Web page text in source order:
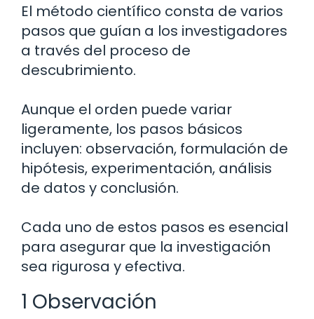
El método científico consta de varios
pasos que guían a los investigadores
a través del proceso de
descubrimiento.
Aunque el orden puede variar
ligeramente, los pasos básicos
incluyen: observación, formulación de
hipótesis, experimentación, análisis
de datos y conclusión.
Cada uno de estos pasos es esencial
para asegurar que la investigación
sea rigurosa y efectiva.
1 Observación